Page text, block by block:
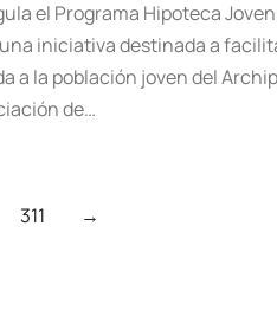
el Programa Hipoteca
iniciativa destinada a
a la población joven del
de…
311 →